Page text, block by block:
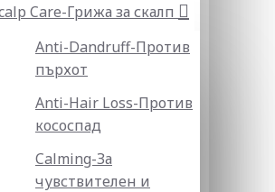
Care-Грижа за скалп
Anti-Dandruff-Против
пърхот
Anti-Hair Loss-Против
кососпад
Calming-За
чувствителен и